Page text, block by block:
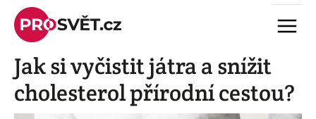
Skip
content
Menu
Jak si vyčistit játra a snížit
cholesterol přírodní cestou?